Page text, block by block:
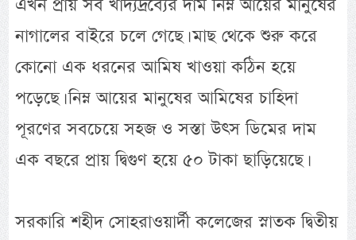
এখন প্রায় সব খাদ্যদ্রব্যের দাম নিম্ন আয়ের মানুষের
নাগালের বাইরে চলে গেছে। মাছ থেকে শুরু করে
কোনো এক ধরনের আমিষ খাওয়া কঠিন হয়ে
পড়েছে। নিম্ন আয়ের মানুষের আমিষের চাহিদা
পূরণের সবচেয়ে সহজ ও সস্তা উৎস ডিমের দাম
এক বছরে প্রায় দ্বিগুণ হয়ে ৫০ টাকা ছাড়িয়েছে।
সরকারি শহীদ সোহরাওয়ার্দী কলেজের স্নাতক দ্বিতীয়